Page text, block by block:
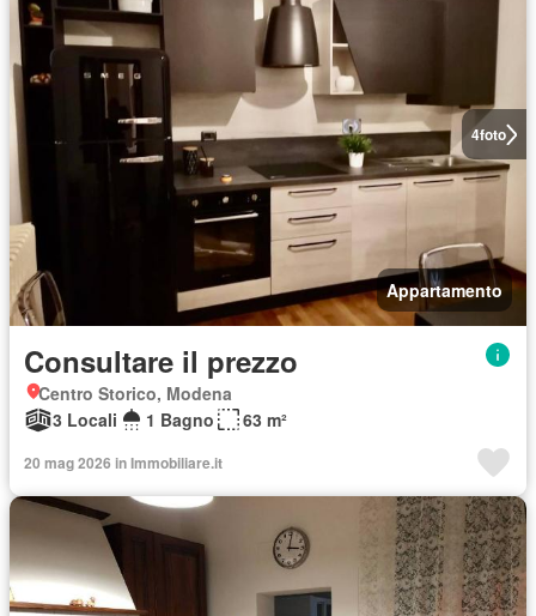
4foto
Appartamento
Consultare il prezzo
Centro Storico, Modena
3 Locali
1 Bagno 63 m²
20 mag 2026 in Immobiliare.it